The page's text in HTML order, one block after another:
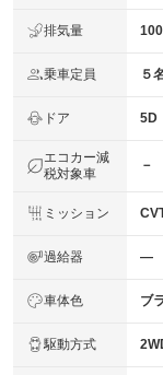
排気量
乗車定員 ５
ドア 5D
エコカー減
税対象車
－
ミッション
過給器 ―
車体色 ブ
駆動方式